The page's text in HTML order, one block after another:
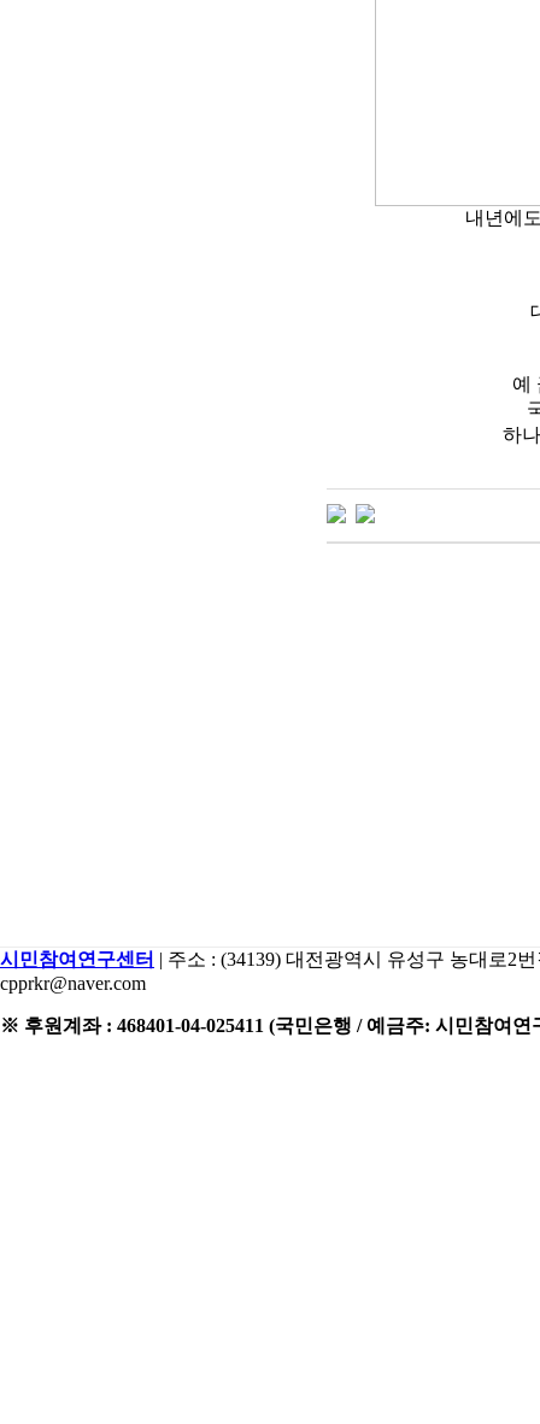
내년에
예
하
시민참여연구센터 | 주소 : (34139) 대전광역시 유성구 농대로2번
cpprkr@naver.com
※ 후원계좌 : 468401-04-025411 (국민은행 / 예금주: 시민참여연